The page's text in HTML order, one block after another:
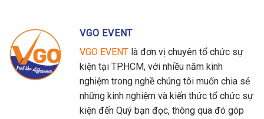
VGO EVENT
VGO EVENT là đơn vị chuyên tổ chức sự
kiện tại TP.HCM, với nhiều năm kinh
nghiệm trong nghề chúng tôi muốn chia sẻ
những kinh nghiệm và kiến thức tổ chức sự
kiện đến Quý bạn đọc, thông qua đó góp